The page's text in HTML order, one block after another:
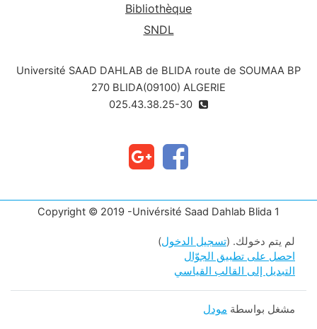
Bibliothèque
SNDL
Université SAAD DAHLAB de BLIDA route de SOUMAA BP
270 BLIDA(09100) ALGERIE
Copyright © 2019 -Univérsité Saad Dahlab Blida 1
لم يتم دخولك. (تسجيل الدخول)
احصل على تطبيق الجوّال
التبديل إلى القالب القياسي
مشغل بواسطة مودل